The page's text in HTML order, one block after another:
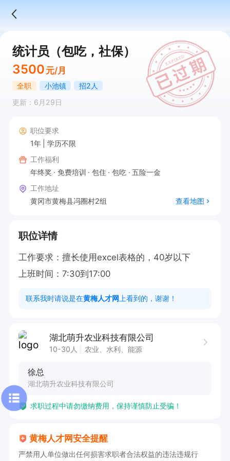
统计员（包吃，社保）
3500 元/月
全职 小池镇
招2人
更新：6月29日
职位要求
1年
学历不限
工作福利
年终奖
免费培训 包住 包吃
五险一金
工作地址
黄冈市黄梅县冯圈村2组
查看地图
职位详情
工作要求：擅长使用excel表格的，40岁以下
上班时间：7:30到17:00
联系我时请说是在黄梅人才网 上看到的，谢谢！
湖北萌升农业科技有限公司
10-30人 农业、水利、能源
徐总
湖北萌升农业科技有限公司
求职过程中请勿缴纳费用，保持谨慎防止受骗！
黄梅人才网安全提醒
严禁用人单位做出任何损害求职者合法权益的违法违规行